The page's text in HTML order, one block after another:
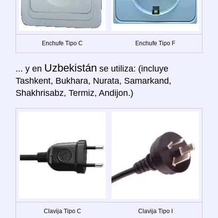
Enchufe Tipo C Enchufe Tipo F
... y en Uzbekistán se utiliza: (incluye
Tashkent, Bukhara, Nurata, Samarkand,
Shakhrisabz, Termiz, Andijon.)
Clavija Tipo C Clavija Tipo I